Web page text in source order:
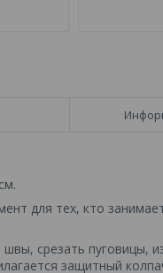
для тех, кто
срезать пуговицы,
защитный